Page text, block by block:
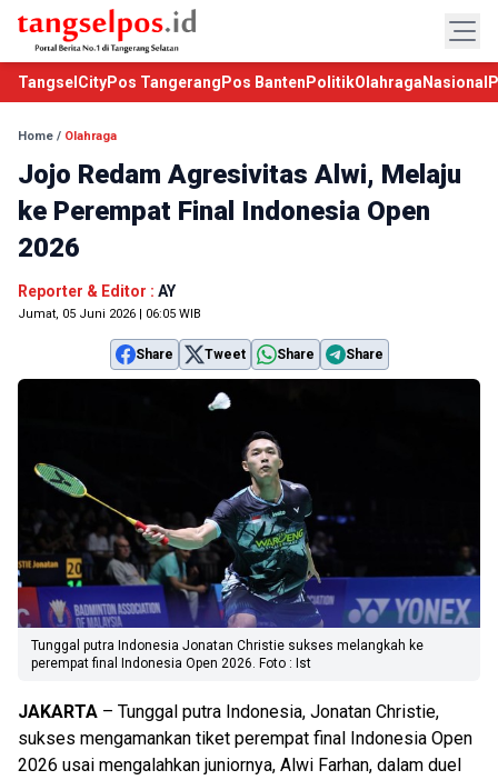
TangselCityPos Tangerang Pos Banten PolitikOlahraga Nasional
Home / Olahraga
Jojo Redam Agresivitas Alwi, Melaju
ke Perempat Final Indonesia Open
2026
Reporter & Editor : AY
Jumat, 05 Juni 2026 | 06:05 WIB
Share Tweet Share Share
Tunggal putra Indonesia Jonatan Christie sukses melangkah ke
perempat final Indonesia Open 2026. Foto : Ist
JAKARTA – Tunggal putra Indonesia, Jonatan Christie,
sukses mengamankan tiket perempat final Indonesia Open
2026 usai mengalahkan juniornya, Alwi Farhan, dalam duel